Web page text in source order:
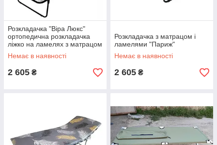
Розкладачка "Віра Люкс"
ортопедична розкладачка
ліжко на ламелях з матрацом
8 см
Немає в наявності
2 605 ₴
Розкладачка з матрацом і
ламелями "Париж"
Немає в наявності
2 605 ₴